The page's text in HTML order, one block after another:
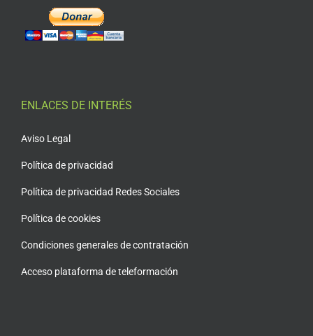
ENLACES DE INTERÉS
Aviso Legal
Política de privacidad
Política de privacidad Redes Sociales
Política de cookies
Condiciones generales de contratación
Acceso plataforma de teleformación